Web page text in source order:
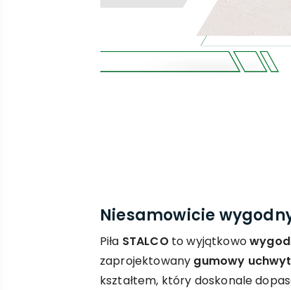
Niesamowicie
Piła STALCOto wyjątkowo
zaprojektowany gumowy uchwyt
kształtem, który doskonale